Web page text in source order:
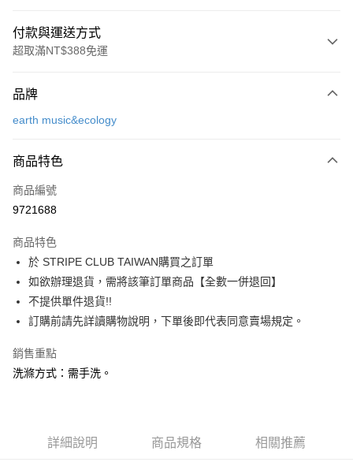
付款與運送方式
超取滿NT$388免運
信用卡一次付款
3 期 0 利率 每期
合作金庫商業銀行
上海商業儲蓄銀行
臺灣中小企業銀行
匯豐（台灣）商業銀行
華泰商業銀行
聯邦商業銀行
遠東國際商業銀行
元大商業銀行
玉山商業銀行
星展（台灣）商業銀行
台灣樂天信用卡公司
超商取貨付款
LINE Pay
Apple Pay
街口支付
悠遊付
大哥付你分期
相關說明
流程，驗證手機門號後，選擇欲分期的期數、繳款截止日，確認付款後即完
【關於「AFTEE先享後付」】
品牌
earth music&ecology
商品特色
商品編號
9721688
商品特色
於 STRIPE CLUB TAIWAN購買之訂單
如欲辦理退貨，需將該筆訂單商品【全數一併退回】
不提供單件退貨!!
訂購前請先詳讀購物說明，下單後即代表同意賣場規定。
銷售重點
洗滌方式：需手洗。
詳細說明 商品規格 相關推薦